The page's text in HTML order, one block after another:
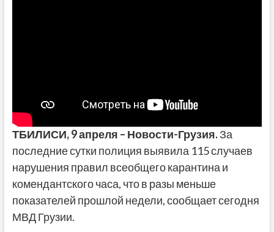
ТБИЛИСИ,9 апреля – Новости-Грузия.За
последние сутки полиция выявила 115 случаев
нарушения правил всеобщего карантина и
комендантского часа, что в разы меньше
показателей прошлой недели, сообщает сегодня
МВД Грузии.